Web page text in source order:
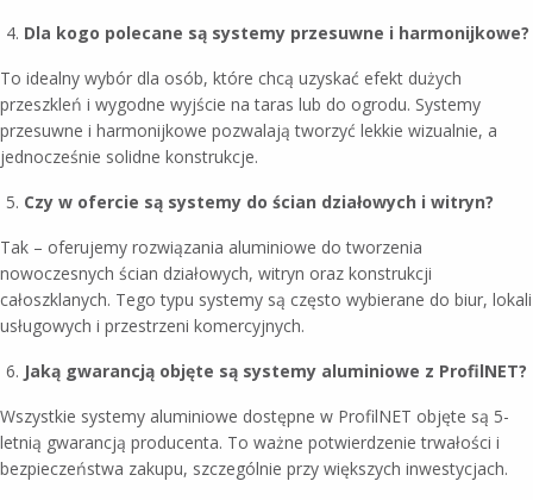
Dla kogo polecane są systemy przesuwne i harmonijkowe?
To idealny wybór dla osób, które chcą uzyskać efekt dużych
przeszkleń i wygodne wyjście na taras lub do ogrodu. Systemy
przesuwne i harmonijkowe pozwalają tworzyć lekkie wizualnie, a
jednocześnie solidne konstrukcje.
Czy w ofercie są systemy do ścian działowych i witryn?
Tak – oferujemy rozwiązania aluminiowe do tworzenia
nowoczesnych ścian działowych, witryn oraz konstrukcji
całoszklanych. Tego typu systemy są często wybierane do biur, lokali
usługowych i przestrzeni komercyjnych.
Jaką gwarancją objęte są systemy aluminiowe z ProfilNET?
Wszystkie systemy aluminiowe dostępne w ProfilNET objęte są 5-
letnią gwarancją producenta. To ważne potwierdzenie trwałości i
bezpieczeństwa zakupu, szczególnie przy większych inwestycjach.